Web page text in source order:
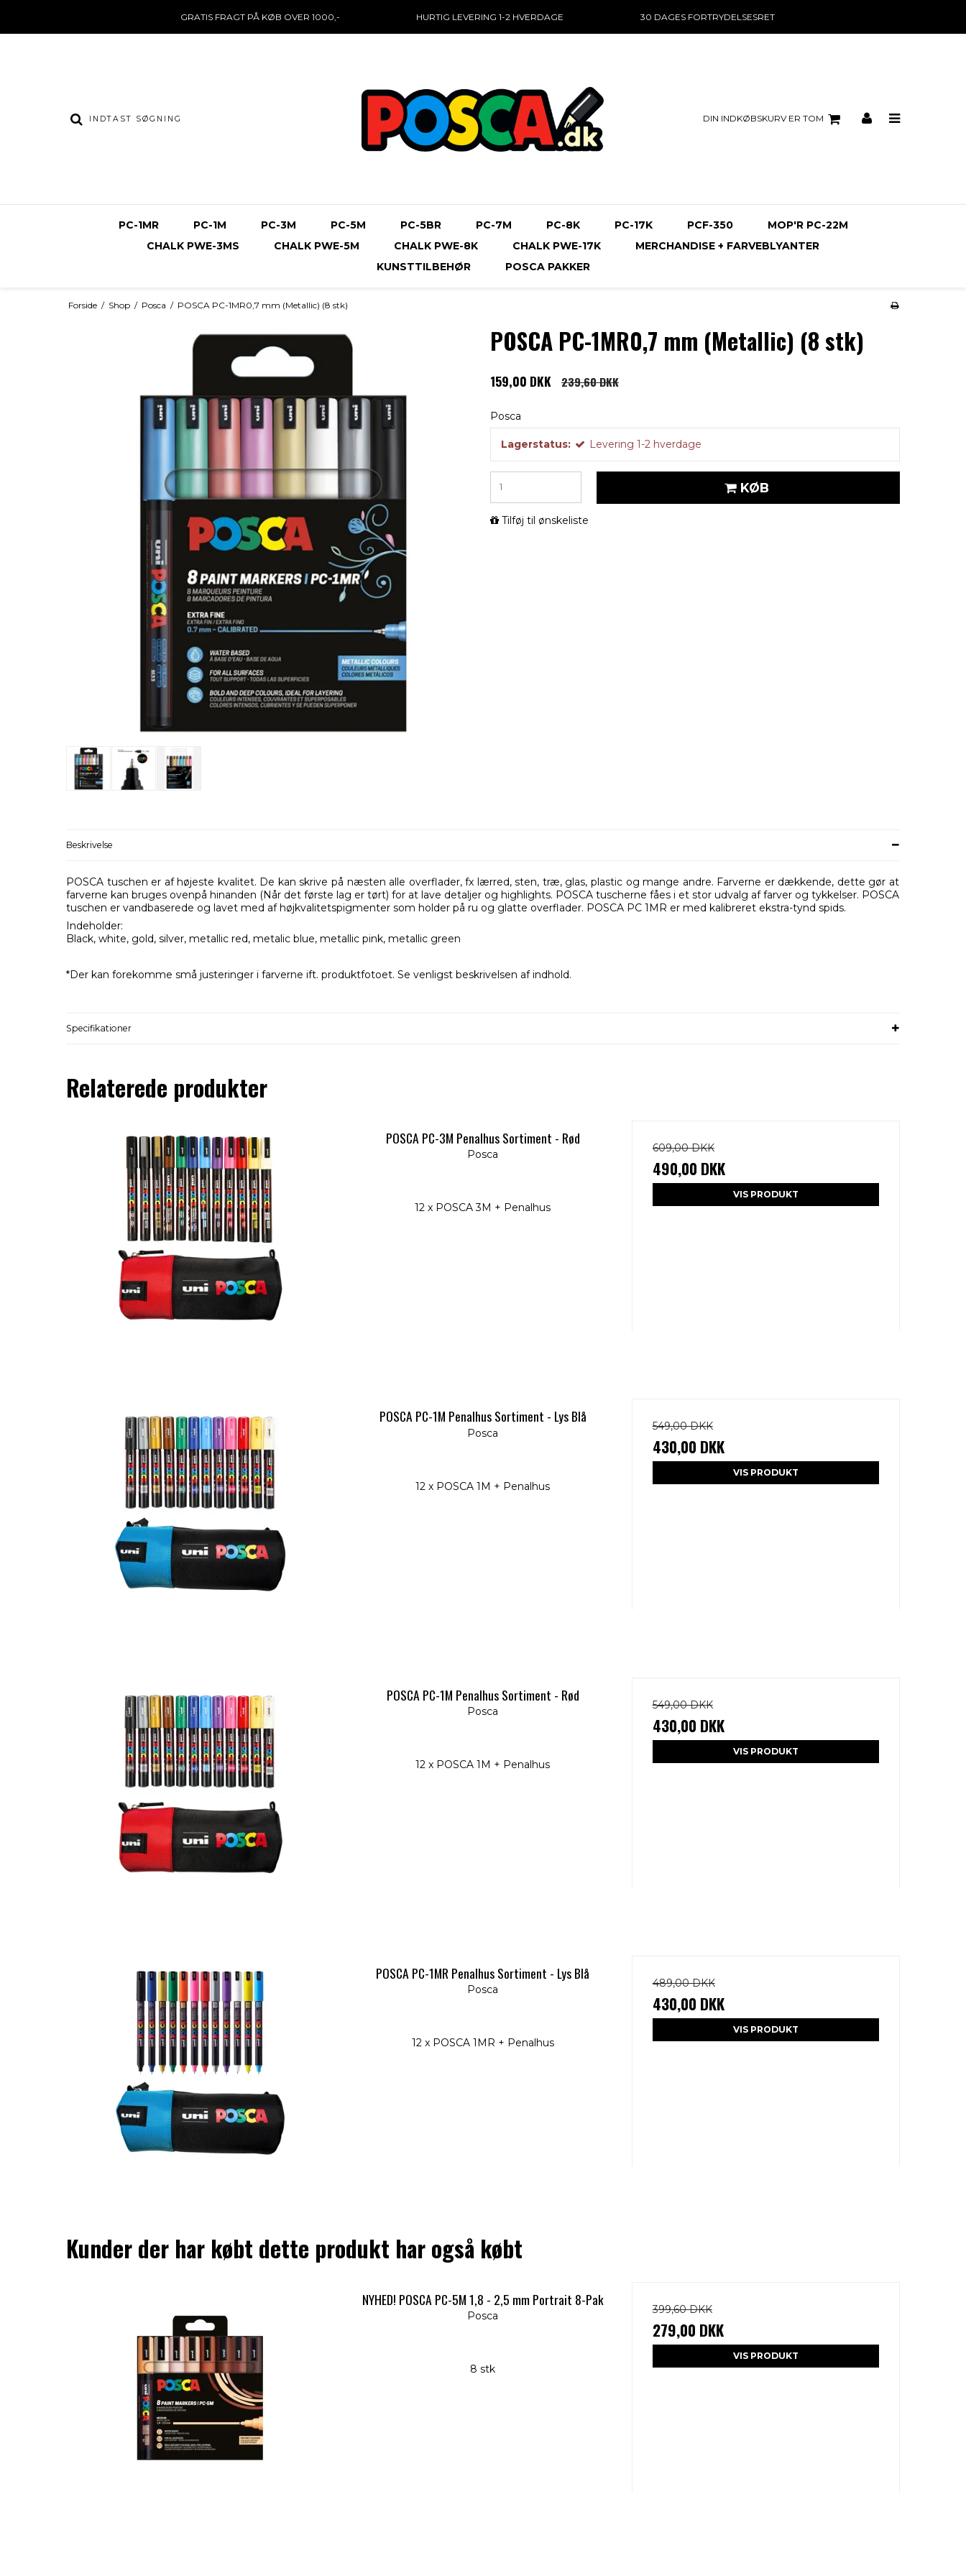
GRATIS FRAGTPÅ KØB OVER 1000,- HURTIG LEVERING 1-2 HVERDAGE 30 DAGESFORTRYDELSESRET
DIN INDKØBSKURV ER TOM
PC-1MR PC-1M PC-3M PC-5M PC-5BR PC-7M PC-8K PC-17K PCF-350
MOP'R PC-22M
CHALK PWE-3MS
CHALK PWE-5M CHALK PWE-8K CHALK PWE-17K
MERCHANDISE + FARVEBLYANTER
KUNSTTILBEHØR
POSCA PAKKER
Forside / Shop / Posca / POSCA PC-1MR0,7 mm (Metallic) (8 stk)
POSCA PC-1MR0,7 mm (Metallic) (8 stk)
159,00 DKK 239,60 DKK
Posca
Lagerstatus: Levering 1-2 hverdage
KØB
Tilføj til ønskeliste
Beskrivelse
POSCA tuschen er af højeste kvalitet. De kan skrive på næsten alle overflader, fx lærred, sten, træ, glas, plastic og mange andre. Farverne er dækkende, dette gør at
farverne kan bruges ovenpå hinanden (Når det første lag er tørt) for at lave detaljer og highlights. POSCA tuscherne fåes i et stor udvalg af farver og tykkelser. POSCA
tuschen er vandbaserede og lavet med af højkvalitetspigmenter som holder på ru og glatte overflader. POSCA PC 1MR er med kalibreret ekstra-tynd spids.
Indeholder:
Black, white, gold, silver, metallic red, metalic blue, metallic pink, metallic green
*Der kan forekomme små justeringer i farverne ift. produktfotoet. Se venligst beskrivelsen af indhold.
Specifikationer
Relaterede produkter
POSCA PC-3M Penalhus Sortiment - Rød
Posca
12 x POSCA 3M + Penalhus
609,00 DKK
490,00 DKK
VIS PRODUKT
POSCA PC-1M Penalhus Sortiment - Lys Blå
Posca
12 x POSCA 1M + Penalhus
549,00 DKK
430,00 DKK
VIS PRODUKT
POSCA PC-1M Penalhus Sortiment - Rød
Posca
12 x POSCA 1M + Penalhus
549,00 DKK
430,00 DKK
VIS PRODUKT
POSCA PC-1MR Penalhus Sortiment - Lys Blå
Posca
12 x POSCA 1MR + Penalhus
489,00 DKK
430,00 DKK
VIS PRODUKT
Kunder der har købt dette produkt har også købt
NYHED! POSCA PC-5M 1,8 - 2,5 mm Portrait 8-Pak
Posca
8 stk
399,60 DKK
279,00 DKK
VIS PRODUKT